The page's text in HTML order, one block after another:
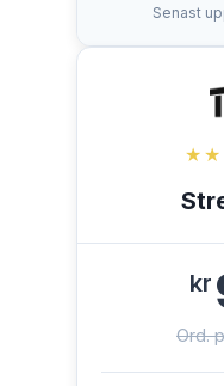
Senast
kr
Ord.